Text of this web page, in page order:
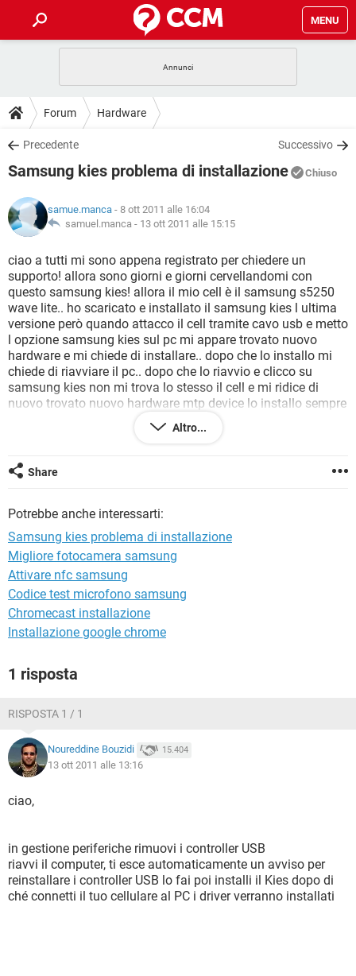
MENU
INTRATTENIMENTO
iOS
INSTAGRAM WHATSAPP
TIKTOK
HARDWARE
GUIDE
COVID-19
INSTAGRAM WHATSAPP
TIKTOK
HARDWARE
DOWNLOAD
COVID-19 GAMING
INTRATTENIMENTO
iOS WINDOWS 10
INSTAGRAM
TIKTOK FACEBOOK
HARDWARE
COVID-19 GAMING
INTRATTENIMENTO
iOS WINDOWS 10
INSTAGRAM WHATSAPP
TIKTOK FACEBOOK
HARDWARE
GLOSSARIO
COVID-19
INTRATTENIMENTO ANDROID
iOS WINDOWS 10
INSTAGRAM WHATSAPP
TIKTOK FACEBOOK
HARDWARE
Forum Hardware
Precedente Successivo
Samsung kies problema di installazione Chiuso
samue.manca - 8 ott 2011 alle 16:04
samuel.manca - 13 ott 2011 alle 15:15
ciao a tutti mi sono appena registrato per chiedere un
supporto! allora sono giorni e giorni cervellandomi con
questo samsung kies! allora il mio cell è il samsung s5250
wave lite.. ho scaricato e installato il samsung kies l ultima
versione però quando attacco il cell tramite cavo usb e metto
l opzione samsung kies sul pc mi appare trovato nuovo
hardware e mi chiede di installare.. dopo che lo installo mi
chiede di riavviare il pc.. dopo che lo riavvio e clicco su
samsung kies non mi trova lo stesso il cell e mi ridice di
nuovo trovato nuovo hardware mtp device lo installo sempre
però alla fine il cell non riesce a trovarmelo! ho provato
anche a reinstallare il driver di samsung kies ma nulla da
grazie in anticipo
Altro...
Share
Potrebbe anche interessarti:
Samsung kies problema di installazione
Migliore fotocamera samsung
Attivare nfc samsung
Codice test microfono samsung
Chromecast installazione
Installazione google chrome
1 risposta
RISPOSTA 1 / 1
Noureddine Bouzidi 15.404
13 ott 2011 alle 13:16
ciao,
in gestione periferiche rimuovi i controller USB
riavvi il computer, ti esce automaticamente un avviso per
reinstallare i controller USB lo fai poi installi il Kies dopo di
ché connetti il tuo cellulare al PC i driver verranno installati